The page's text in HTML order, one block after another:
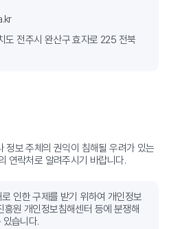
전주시 완산구 효자로 225 전북
정보 주체의 권익이 침해될 우려가 있는
연락처로 알려주시기 바랍니다.
인한 구제를 받기 위하여 개인정보
원 개인정보침해센터 등에 분쟁해
습니다.